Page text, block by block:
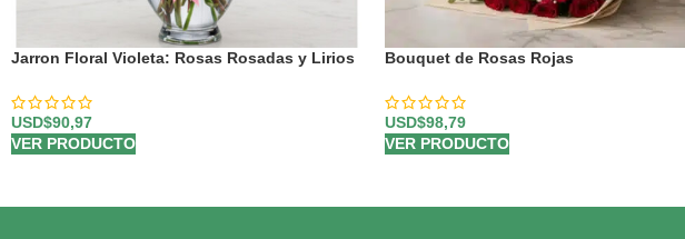
Jarron Floral Violeta: Rosas Rosadas y Lirios
USD$90,97
VER PRODUCTO
Bouquet de Rosas Rojas
USD$98,79
VER PRODUCTO